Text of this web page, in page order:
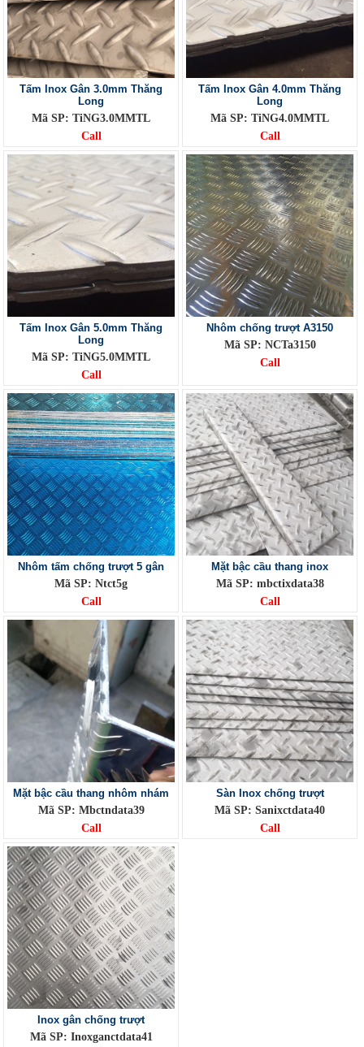
Tấm Inox Gân 3.0mm Thăng
Long
Mã SP: TiNG3.0MMTL
Call
Tấm Inox Gân 4.0mm Thăng
Long
Mã SP: TiNG4.0MMTL
Call
Tấm Inox Gân 5.0mm Thăng
Long
Mã SP: TiNG5.0MMTL
Call
Nhôm chống trượt A3150
Mã SP: NCTa3150
Call
Nhôm tấm chống trượt 5 gân
Mã SP: Ntct5g
Call
Mặt bậc cầu thang inox
Mã SP: mbctixdata38
Call
Mặt bậc cầu thang nhôm nhám
Mã SP: Mbctndata39
Call
Sàn Inox chống trượt
Mã SP: Sanixctdata40
Call
Inox gân chống trượt
Mã SP: Inoxganctdata41